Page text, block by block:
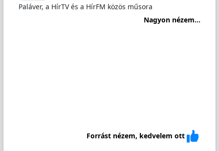
Paláver, a HírTV és a HírFM közös műsora
Nagyon nézem...
Forrást nézem, kedvelem ott